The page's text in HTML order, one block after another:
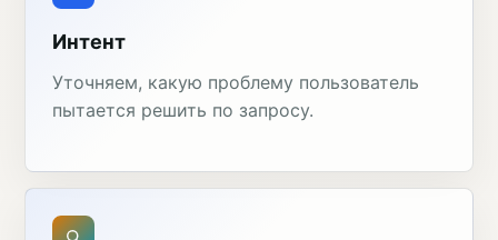
Интент
Уточняем, какую проблему пользователь
пытается решить по запросу.